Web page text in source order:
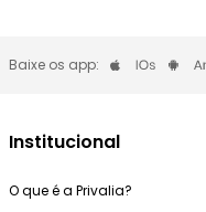
Baixe os app:
Institucional
O que é a Privalia?